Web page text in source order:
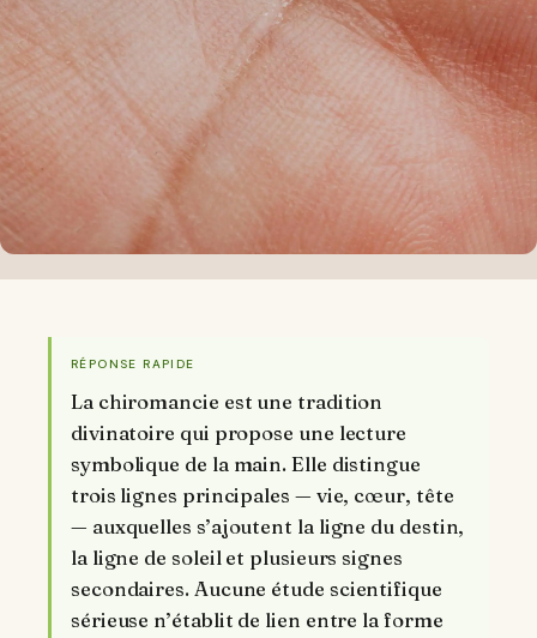
RÉPONSE RAPIDE
La chiromancie est une tradition
divinatoire qui propose une lecture
symbolique de la main. Elle distingue
trois lignes principales — vie, cœur, tête
— auxquelles s’ajoutent la ligne du destin,
la ligne de soleil et plusieurs signes
secondaires. Aucune étude scientifique
sérieuse n’établit de lien entre la forme